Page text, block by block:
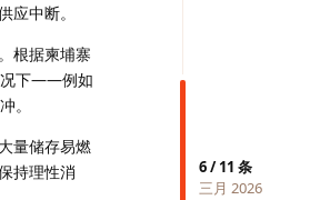
6/11 条
三月 2026
中断。
根据柬埔寨
况下——例如
。
量储存易燃
持理性消